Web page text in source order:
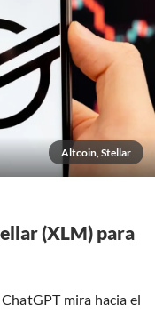
Altcoin, Stellar
(XLM) para
mira hacia el